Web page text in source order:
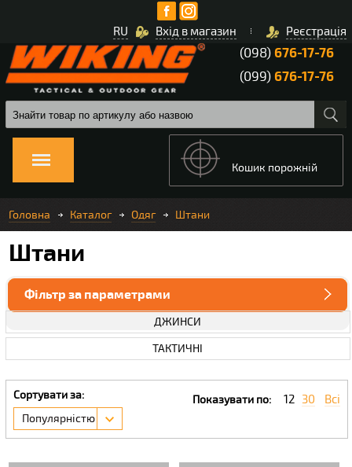
Вхід в магазин Реєстрація
RU
(098)676-17-76
(099)676-17-76
Кошик порожній
Головна Каталог Одяг Штани
Штани
Фільтр за параметрами
ДЖИНСИ
ТАКТИЧНІ
Сортувати за:
Популярністю
Показувати по: 12 30 Всі